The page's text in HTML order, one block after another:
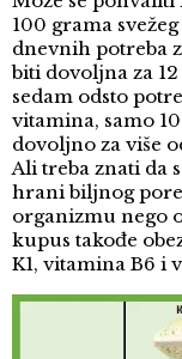
100 grama
dnevnih potreba
biti dovoljna za
sedam odsto
vitamina, samo
dovoljno za više
Ali treba znati da
hrani biljnog
organizmu nego
kupus takođe
K1, vitamina B6 i